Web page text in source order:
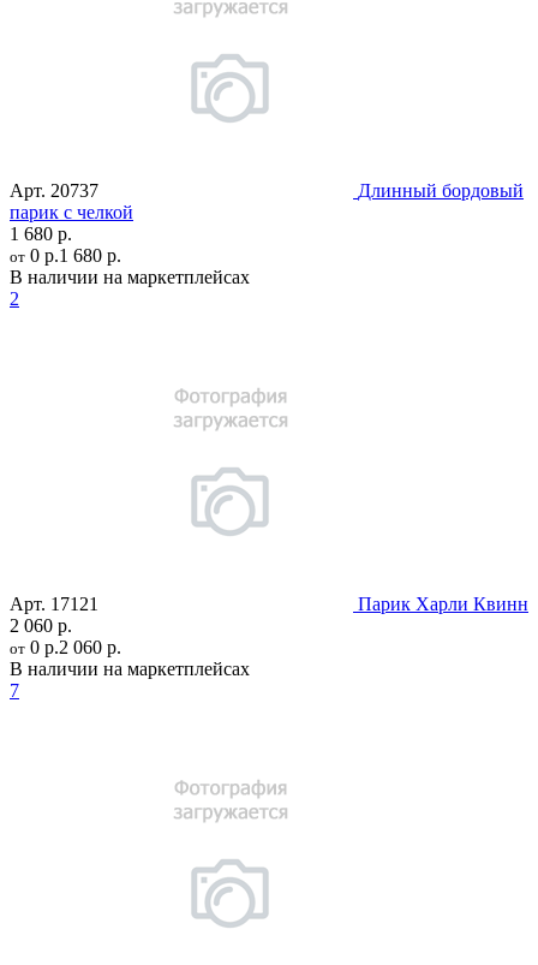
Арт. 20737
Длинный бордовый
парик с челкой
1 680 р.
от 0 р.1 680 р.
В наличии на маркетплейсах
2
Арт. 17121
Парик Харли Квинн
2 060 р.
от 0 р.2 060 р.
В наличии на маркетплейсах
7